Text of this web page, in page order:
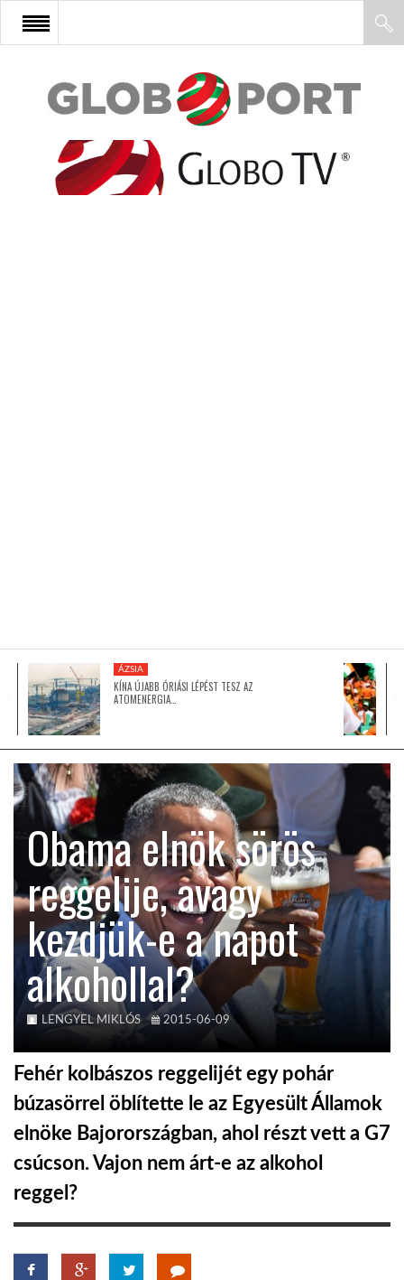
FŐOLDAL
AFRIKA
GLOBOTV BP
HÍR3D
TROPICALMAGAZIN
GLOBOTV
AFRIKA TUDÁSTÁR
A NAP SZÉPE
LINKTR.EE
GLOBOZSARU
DOBRAVERO.HU
LATIMO.HU
ÁZSIA
KÍNA ÚJABB ÓRIÁSI LÉPÉST TESZ AZ
ATOMENERGIA…
Obama elnök sörös
reggelije, avagy
kezdjük-e a napot
alkohollal?
LENGYEL MIKLÓS 2015-06-09
Fehér kolbászos reggelijét egy pohár
búzasörrel öblítette le az Egyesült Államok
elnöke Bajorországban, ahol részt vett a G7
csúcson. Vajon nem árt-e az alkohol
reggel?